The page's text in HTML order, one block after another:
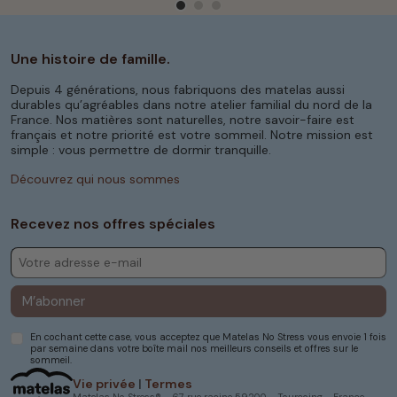
Vie privée | Termes
Une histoire de famille.
Depuis 4 générations, nous fabriquons des matelas aussi
durables qu’agréables dans notre atelier familial du nord de la
France. Nos matières sont naturelles, notre savoir-faire est
français et notre priorité est votre sommeil. Notre mission est
simple : vous permettre de dormir tranquille.
Découvrez qui nous sommes
Recevez nos offres spéciales
M’abonner
En cochant cette case, vous acceptez que Matelas No Stress vous envoie 1 fois
par semaine dans votre boîte mail nos meilleurs conseils et offres sur le
sommeil.